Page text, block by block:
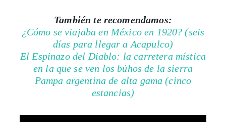
También te recomendamos:
¿Cómo se viajaba en México en 1920? (seis
días para llegar a Acapulco)
El Espinazo del Diablo: la carretera mística
en la que se ven los búhos de la sierra
Pampa argentina de alta gama (cinco
estancias)